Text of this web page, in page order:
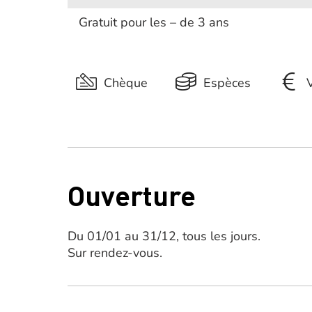
Gratuit pour les – de 3 ans
Chèque Espèces
Ouverture
Du 01/01 au 31/12, tous les jours.
Sur rendez-vous.